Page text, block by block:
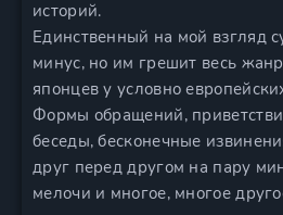
историй.
Единственный на мой взгляд
минус, но им грешит весь
японцев у условно
Формы обращений,
беседы, бесконечные
друг перед другом на пару
мелочи и многое, многое